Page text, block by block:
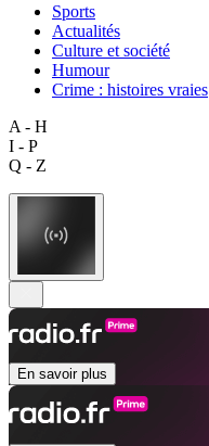
Sports
Actualités
Culture et société
Humour
Crime : histoires vraies
A - H
I - P
Q - Z
En savoir plus